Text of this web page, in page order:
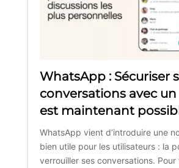
WhatsApp : Sécuriser
conversations avec
est maintenant
WhatsApp vient d’introduire une
bien utile pour les utilisateurs : la
verrouiller ses conversations.